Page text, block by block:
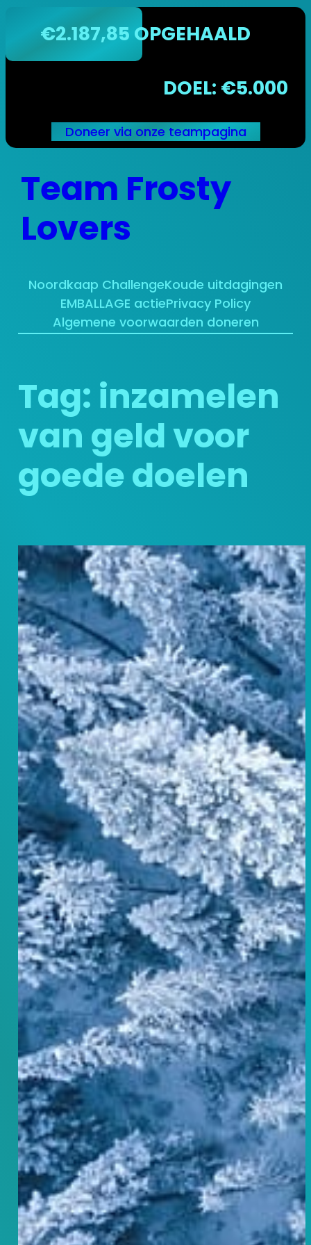
€2.187,85 OPGEHAALD
DOEL: €5.000
Doneer via onze teampagina
naar
inhoud
Team Frosty
Lovers
Noordkaap ChallengeKoude uitdagingen
EMBALLAGE actiePrivacy Policy
Algemene voorwaarden doneren
Tag: inzamelen
van geld voor
goede doelen